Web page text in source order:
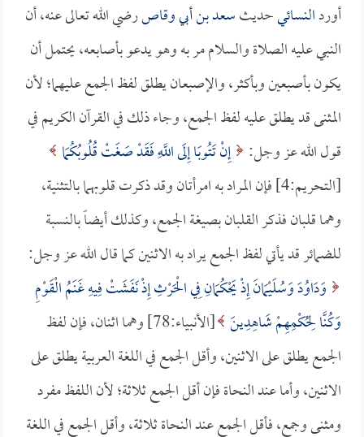
أوردالنسائيحديثسعد بن أبي وقاصرضي الله تعالى عنه، أن
النبي عليه الصلاة والسلام مر به وهو يدعو بأصابعه، يحتمل أن
يكون بأصبعين وبأكثر، والإصبعان يطلق لفظ الجمع عليهما؛ لأن
المثنى قد يطلق عليه لفظ الجمع، وجاء ذلك في القرآن الكريم في
قول الله عز وجل: إِنْ تَتُوبَا إِلَى اللَّهِ فَقَدْ صَغَتْ قُلُوبُكُمَا
[التحريم:4] فإن المراد به امرأتان وقد ذكرت قلوبهما بالتثنية،
وهما قلبان فذكر القلبان بصيغة الجمع، وكذلك أيضاً بالنسبة
للضمائر قد يأتي لفظ الجمع يراد به الاثنين كما قال الله عز وجل:
وَدَاوُدَ وَسُلَيْمَانَ إِذْ يَحْكُمَانِ فِي الْحَرْثِ إِذْ نَفَشَتْ فِيهِ غَنَمُ الْقَوْمِ
وَكُنَّا لِحُكْمِهِمْ شَاهِدِينَ
[الأنبياء:78] وهما اثنان، فإن لفظ
الجمع يطلق على الاثنين، وأقل الجمع في اللغة العربية يطلق على
الاثنين، وأما عند النحاة فإن أقل الجمع ثلاثة؛ لأن اللفظ مفرد
ومثنى وجمع، فأقل الجمع عند النحاة ثلاثة، وأقل الجمع في اللغة